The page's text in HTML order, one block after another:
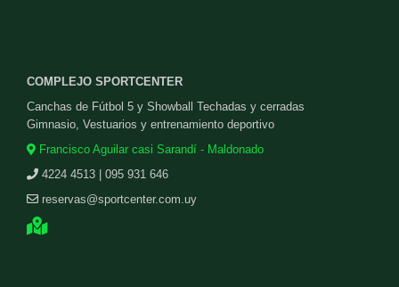
COMPLEJO SPORTCENTER
Canchas de Fútbol 5 y Showball Techadas y cerradas
Gimnasio, Vestuarios y entrenamiento deportivo
Francisco Aguilar casi Sarandí - Maldonado
4224 4513 | 095 931 646
reservas@sportcenter.com.uy